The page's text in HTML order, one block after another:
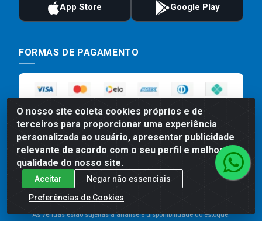
O nosso site coleta cookies próprios e de
terceiros para proporcionar uma experiência
personalizada ao usuário, apresentar publicidade
relevante de acordo com o seu perfil e melhorar a
qualidade do nosso site.
Aceitar
Negar não essenciais
Preferências de Cookies
FORMAS DE PAGAMENTO
Preços, promoções, condições de pagamento e frete são válidos
para compras realizadas exclusivamente pelo site. Caso haja
divergência de preço de um produto, será válido o preço que for
exibido no carrinho de compras do site no momento do pagamento.
As vendas estão sujeitas a análise e disponibilidade do estoque.